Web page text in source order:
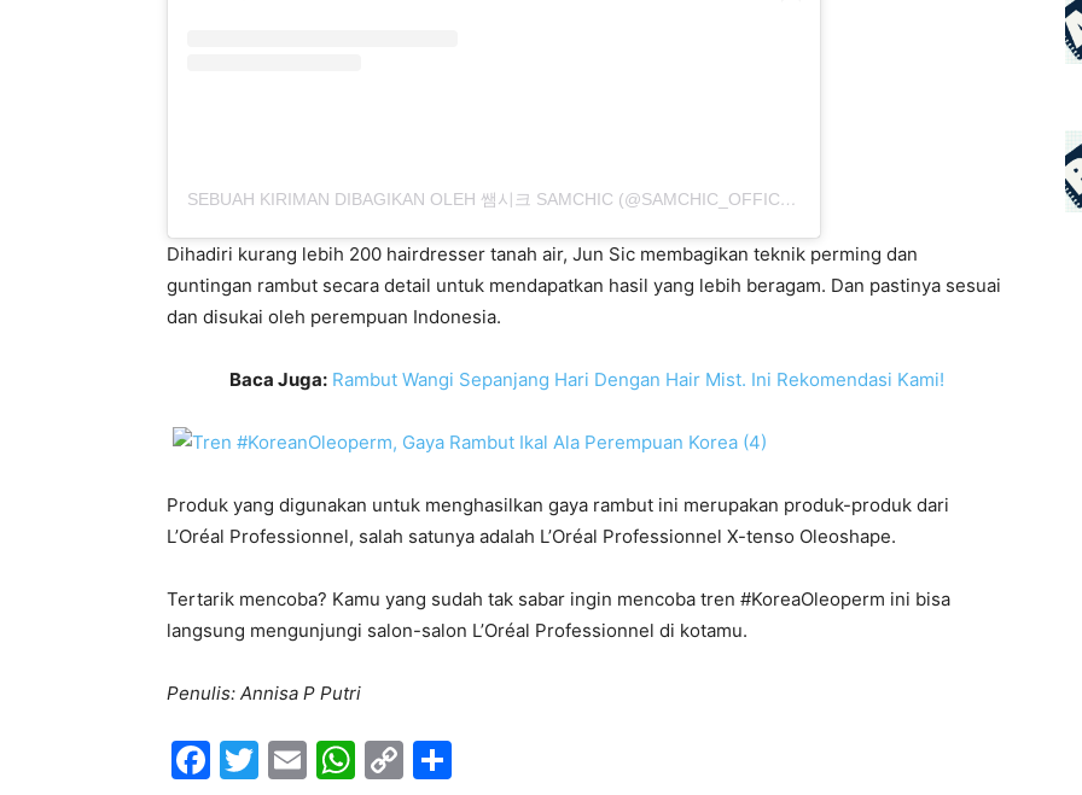
SEBUAH KIRIMAN DIBAGIKAN OLEH 쌤시크 SAMCHIC (@SAMCHIC_OFFICIAL) 13 JUN 2019 JAM 5:25 PDT
Dihadiri kurang lebih 200 hairdresser tanah air, Jun Sic membagikan teknik perming dan
guntingan rambut secara detail untuk mendapatkan hasil yang lebih beragam. Dan pastinya sesuai
dan disukai oleh perempuan Indonesia.
Baca Juga: Rambut Wangi Sepanjang Hari Dengan Hair Mist. Ini Rekomendasi Kami!
Produk yang digunakan untuk menghasilkan gaya rambut ini merupakan produk-produk dari
L’Oréal Professionnel, salah satunya adalah L’Oréal Professionnel X-tenso Oleoshape.
Tertarik mencoba? Kamu yang sudah tak sabar ingin mencoba tren #KoreaOleoperm ini bisa
langsung mengunjungi salon-salon L’Oréal Professionnel di kotamu.
Penulis: Annisa P Putri
F
T
E
W C